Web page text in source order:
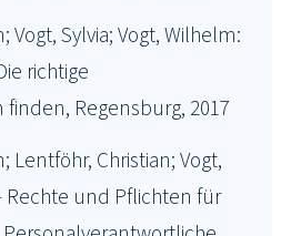
Vogt, Sylvia; Vogt, Wilhelm:
richtige
Regensburg, 2017
Lentföhr, Christian; Vogt,
Rechte und Pflichten für